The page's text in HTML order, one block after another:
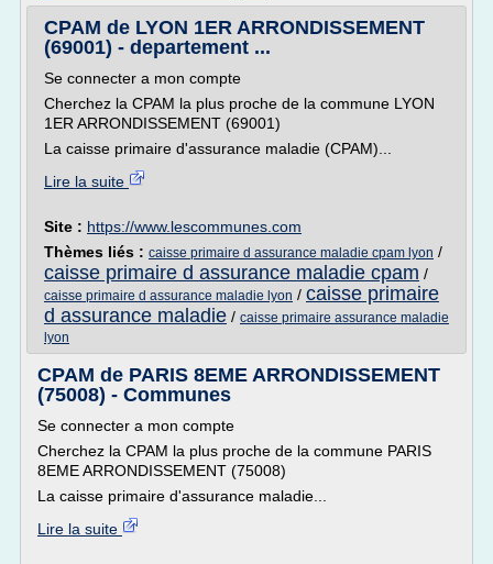
CPAM de LYON 1ER ARRONDISSEMENT
(69001) - departement ...
Se connecter a mon compte
Cherchez la CPAM la plus proche de la commune LYON
1ER ARRONDISSEMENT (69001)
La caisse primaire d'assurance maladie (CPAM)...
Lire la suite
Site : https://www.lescommunes.com
Thèmes liés : caisse primaire d assurance maladie cpam lyon /
caisse primaire d assurance maladie cpam /
caisse primaire d assurance maladie lyon / caisse primaire
d assurance maladie / caisse primaire assurance maladie
lyon
CPAM de PARIS 8EME ARRONDISSEMENT
(75008) - Communes
Se connecter a mon compte
Cherchez la CPAM la plus proche de la commune PARIS
8EME ARRONDISSEMENT (75008)
La caisse primaire d'assurance maladie...
Lire la suite